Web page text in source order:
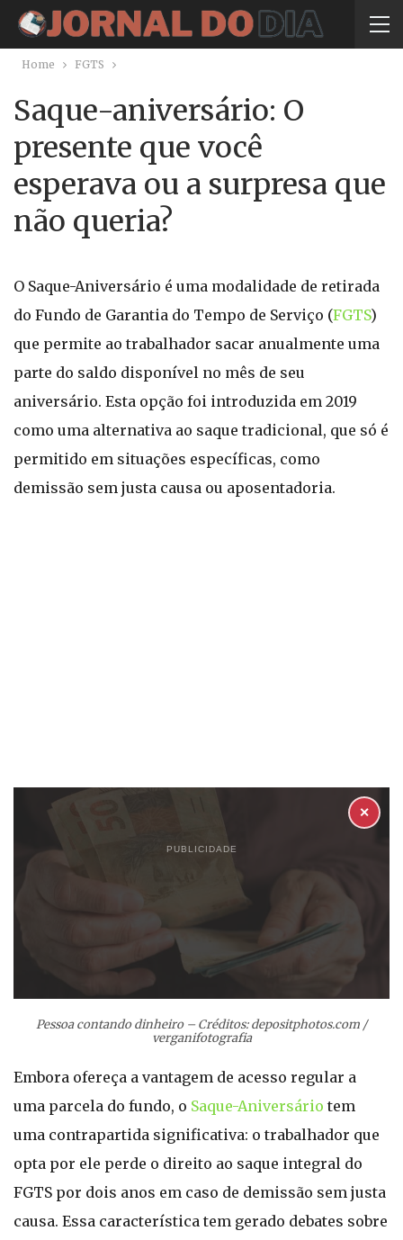
Home FGTS
Saque-aniversário: O
presente que você
esperava ou a surpresa que
não queria?
O Saque-Aniversário é uma modalidade de retirada
do Fundo de Garantia do Tempo de Serviço (FGTS)
que permite ao trabalhador sacar anualmente uma
parte do saldo disponível no mês de seu
aniversário. Esta opção foi introduzida em 2019
como uma alternativa ao saque tradicional, que só é
permitido em situações específicas, como
demissão sem justa causa ou aposentadoria.
PUBLICIDADE
✕
Pessoa contando dinheiro – Créditos: depositphotos.com /
verganifotografia
Embora ofereça a vantagem de acesso regular a
uma parcela do fundo, o Saque-Aniversário tem
uma contrapartida significativa: o trabalhador que
opta por ele perde o direito ao saque integral do
FGTS por dois anos em caso de demissão sem justa
causa. Essa característica tem gerado debates sobre